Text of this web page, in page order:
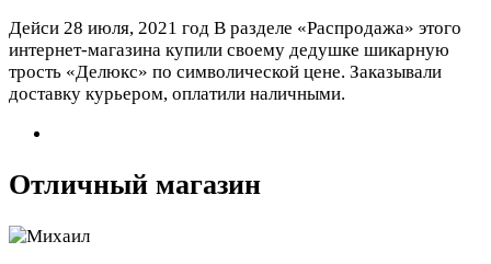
Дейси 28 июля, 2021 год В разделе «Распродажа» этого
интернет-магазина купили своему дедушке шикарную
трость «Делюкс» по символической цене. Заказывали
доставку курьером, оплатили наличными.
Отличный магазин